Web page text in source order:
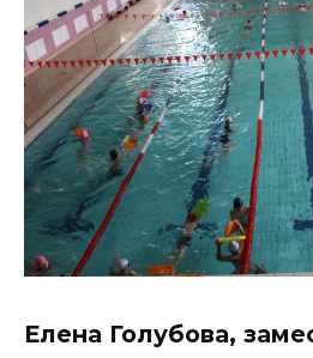
Елена Голубова,